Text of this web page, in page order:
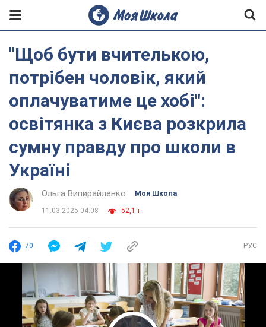
"Щоб бути вчителькою,
потрібен чоловік, який
оплачуватиме це хобі":
освітянка з Києва розкрила
сумну правду про школи в
Україні
Ольга Випирайленко Моя Школа
11.03.2025 04:08 52,1 т.
70 РУС